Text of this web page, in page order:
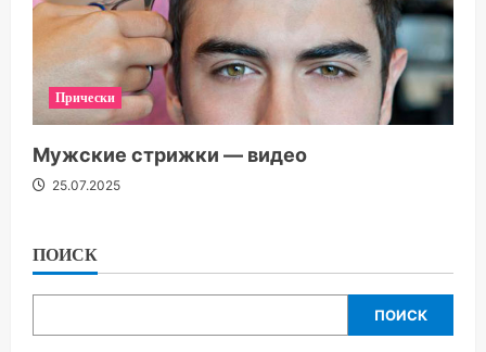
Прически
Мужские стрижки — видео
25.07.2025
ПОИСК
ПОИСК